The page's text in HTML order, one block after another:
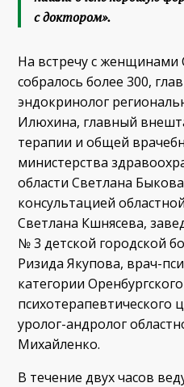
с доктором».
На встречу с женщинами
собралось более 300,
эндокринолог
Илюхина, главный
терапии и общей
министерства
области Светлана
консультацией
Светлана Кшнясева,
№ 3 детской городской
Ризида Якупова, врач-
категории
психотерапевтического
уролог-андролог
Михайленко.
В течение двух часов